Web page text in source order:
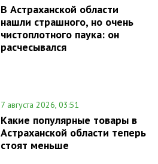
В Астраханской области
нашли страшного, но очень
чистоплотного паука: он
расчесывался
7 августа 2026, 03:51
Какие популярные товары в
Астраханской области теперь
стоят меньше